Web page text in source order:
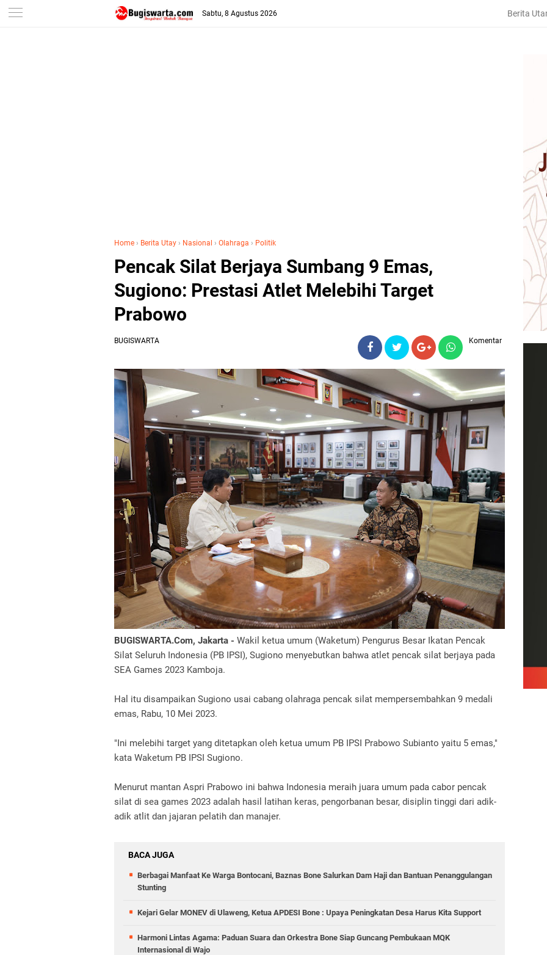
-->
Sabtu, 8 Agustus 2026 Berita
Home › Berita Utay › Nasional › Olahraga › Politik
Pencak Silat Berjaya Sumbang 9 Emas,
Sugiono: Prestasi Atlet Melebihi Target
Prabowo
BUGISWARTA Komentar
BUGISWARTA.Com, Jakarta - Wakil ketua umum (Waketum) Pengurus Besar Ikatan Pencak
Silat Seluruh Indonesia (PB IPSI), Sugiono menyebutkan bahwa atlet pencak silat berjaya pada
SEA Games 2023 Kamboja.
Hal itu disampaikan Sugiono usai cabang olahraga pencak silat mempersembahkan 9 medali
emas, Rabu, 10 Mei 2023.
"Ini melebihi target yang ditetapkan oleh ketua umum PB IPSI Prabowo Subianto yaitu 5 emas,"
kata Waketum PB IPSI Sugiono.
Menurut mantan Aspri Prabowo ini bahwa Indonesia meraih juara umum pada cabor pencak
silat di sea games 2023 adalah hasil latihan keras, pengorbanan besar, disiplin tinggi dari adik-
adik atlit dan jajaran pelatih dan manajer.
BACA JUGA
Berbagai Manfaat Ke Warga Bontocani, Baznas Bone Salurkan Dam Haji dan Bantuan Penanggulangan
Stunting
Kejari Gelar MONEV di Ulaweng, Ketua APDESI Bone : Upaya Peningkatan Desa Harus Kita Support
Harmoni Lintas Agama: Paduan Suara dan Orkestra Bone Siap Guncang Pembukaan MQK
Internasional di Wajo